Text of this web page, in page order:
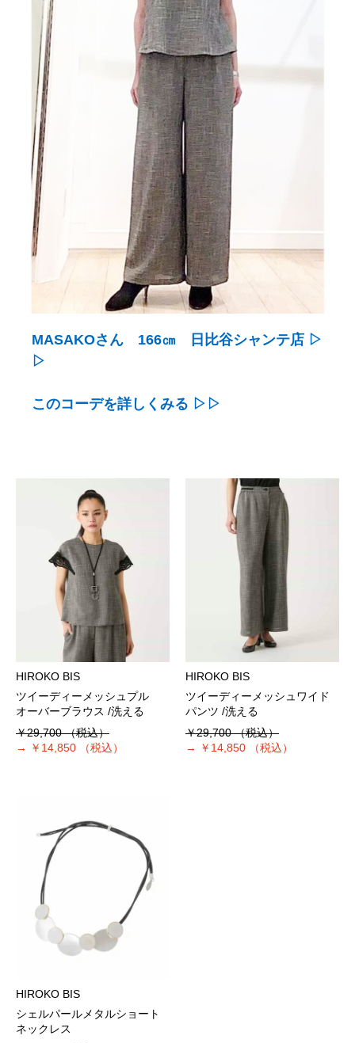
MASAKOさん 166㎝ 日比谷シャンテ店 ▷
▷
このコーデを詳しくみる ▷▷
HIROKO BIS
ツイーディーメッシュプル
オーバーブラウス /洗える
￥29,700（税込）
→
￥14,850 （税込）
HIROKO BIS
ツイーディーメッシュワイド
パンツ /洗える
￥29,700（税込）
→
￥14,850 （税込）
HIROKO BIS
シェルパールメタルショート
ネックレス